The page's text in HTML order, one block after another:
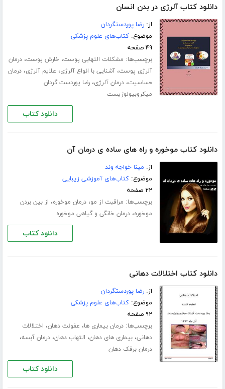
دانلود کتاب آلرژی در بدن انسان
از:رضا پوردستگردان
موضوع:کتاب‌های علوم پزشکی
۴۹ صفحه
برچسب‌ها: مشکلات التهابی پوست، خارش پوست،درمان
آلرژی پوست،آشنایی با انواع آلرژی، علایم آلرژی،درمان
حساسیت،درمان آلرژی،رضا پوردست گردان
میکروبیولوژیست
دانلود کتاب
دانلود کتاب موخوره و راه های ساده ی درمان آن
از: مینا خواجه وند
موضوع:کتاب‌های آموزشی زیبایی
۲۲ صفحه
برچسب‌ها: مراقبت از مو،درمان موخوره، از بین بردن
موخوره،درمان خانگی و گیاهی موخوره
دانلود کتاب
دانلود کتاب اختلالات دهانی
از:رضا پوردستگردان
موضوع:کتاب‌های علوم پزشکی
۹۲ صفحه
برچسب‌ها:درمان بیماری ها، عفونت دهان، اختلالات
دهانی،بیماری های دهان، التهاب دهان،درمان آبسه،
درمان برفک دهان
دانلود کتاب